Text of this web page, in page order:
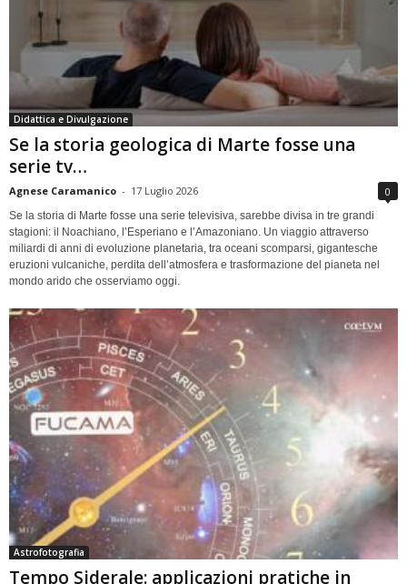
Didattica e Divulgazione
Se la storia geologica di Marte fosse una
serie tv…
Agnese Caramanico - 17 Luglio 2026 0
Se la storia di Marte fosse una serie televisiva, sarebbe divisa in tre grandi
stagioni: il Noachiano, l’Esperiano e l’Amazoniano. Un viaggio attraverso
miliardi di anni di evoluzione planetaria, tra oceani scomparsi, gigantesche
eruzioni vulcaniche, perdita dell’atmosfera e trasformazione del pianeta nel
mondo arido che osserviamo oggi.
Astrofotografia
Tempo Siderale: applicazioni pratiche in